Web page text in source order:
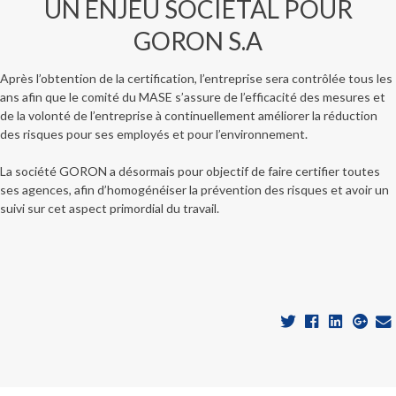
UN ENJEU SOCIÉTAL POUR
GORON S.A
Après l’obtention de la certification, l’entreprise sera contrôlée tous les
ans afin que le comité du MASE s’assure de l’efficacité des mesures et
de la volonté de l’entreprise à continuellement améliorer la réduction
des risques pour ses employés et pour l’environnement.
La société GORON a désormais pour objectif de faire certifier toutes
ses agences, afin d’homogénéiser la prévention des risques et avoir un
suivi sur cet aspect primordial du travail.